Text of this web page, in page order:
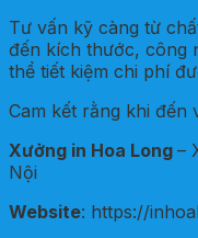
Tư vấn kỹ càng từ
đến kích thước, công
thể tiết kiệm chi phí
Cam kết rằng khi đến
Xưởng in Hoa Long –
Nội
Website: https://